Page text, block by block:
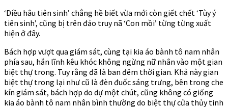
‘Diều hâu tiên sinh’ chẳng hề biết vừa mới còn giết chết ‘Tùy ý
tiên sinh’, cũng bị trên đảo truy nã ‘Con mồi’ từng từng xuất
hiện ở đây.
Bách hợp vượt qua giám sát, cùng tại kia áo bành tô nam nhân
phía sau, hắn lĩnh kêu khóc không ngừng nữ nhân vào một gian
biệt thự trong. Tuy rằng đã là ban đêm thời gian. Khả này gian
biệt thự trong lại như cũ là đèn đuốc sáng trưng, bên trong che
kín giám sát, bách hợp do dự một chút, cũng không có giống
kia áo bành tô nam nhân bình thường do biệt thự cửa thủy tinh